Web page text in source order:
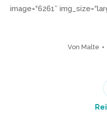
image=“6261″
Von Malte